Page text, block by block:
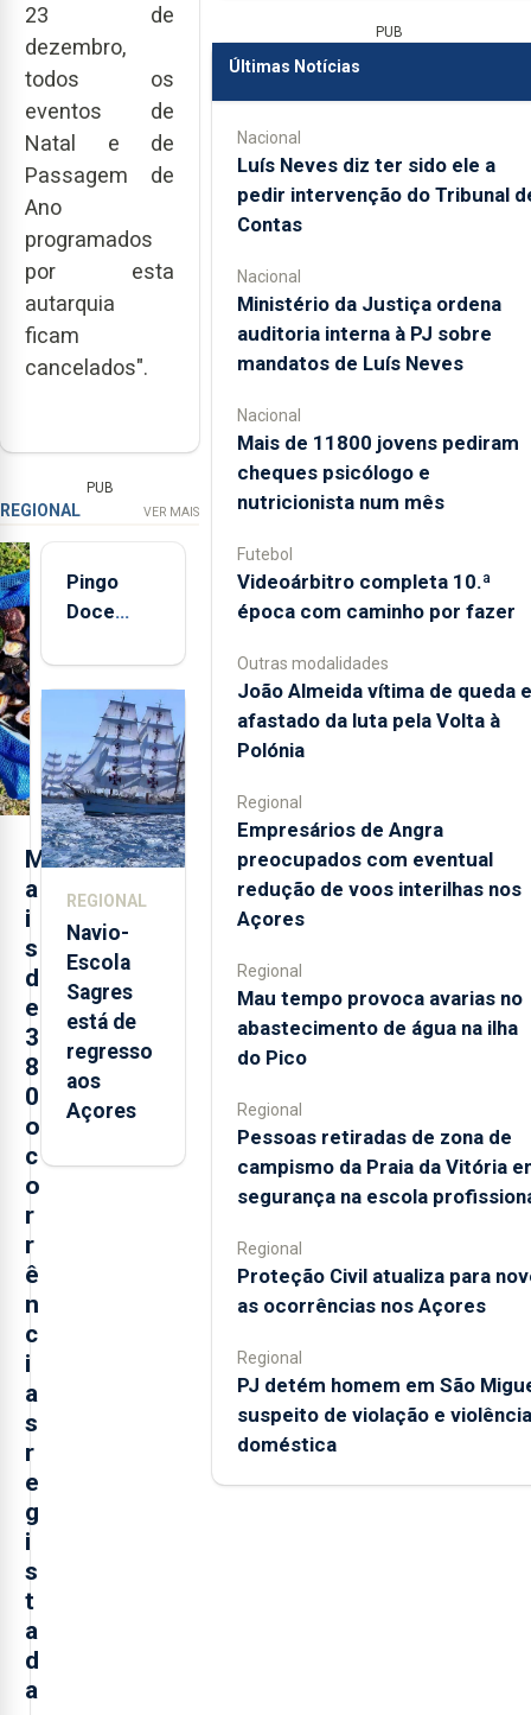
23 de
dezembro,
todos os
eventos de
Natal e de
Passagem de
Ano
programados
por esta
autarquia
ficam
cancelados".
PUB
REGIONAL VER MAIS
M
a
i
s
d
e
3
8
0
o
c
o
r
r
ê
n
c
i
a
s
r
e
g
i
s
t
a
d
a
Pingo
Doce
quinta-
feira nova
loja em
São
Sebastião
e cria 30
postos de
REGIONAL
Navio-
Escola
Sagres
está de
regresso
aos
Açores
PUB
Últimas Notícias
Nacional
Luís Neves diz ter sido ele a
pedir intervenção do Tribunal
Contas
Nacional
Ministério da Justiça ordena
auditoria interna à PJ sobre
mandatos de Luís Neves
Nacional
Mais de 11800 jovens pediram
cheques psicólogo e
nutricionista num mês
Futebol
Videoárbitro completa 10.ª
época com caminho por fazer
Outras modalidades
João Almeida vítima de queda e
afastado da luta pela Volta à
Polónia
Regional
Empresários de Angra
preocupados com eventual
redução de voos interilhas nos
Açores
Regional
Mau tempo provoca avarias no
abastecimento de água na ilha
do Pico
Regional
Pessoas retiradas de zona de
campismo da Praia da Vitória
segurança na escola
Regional
Proteção Civil atualiza para
as ocorrências nos Açores
Regional
PJ detém homem em São
suspeito de violação e violência
doméstica